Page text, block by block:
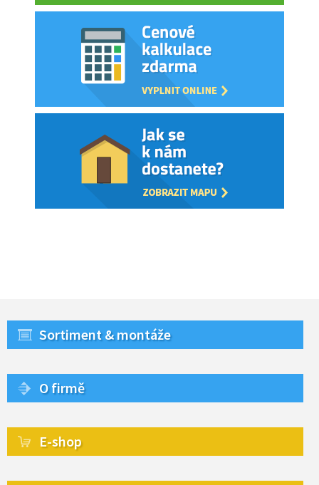
Sortiment & montáže
O firmě
E-shop